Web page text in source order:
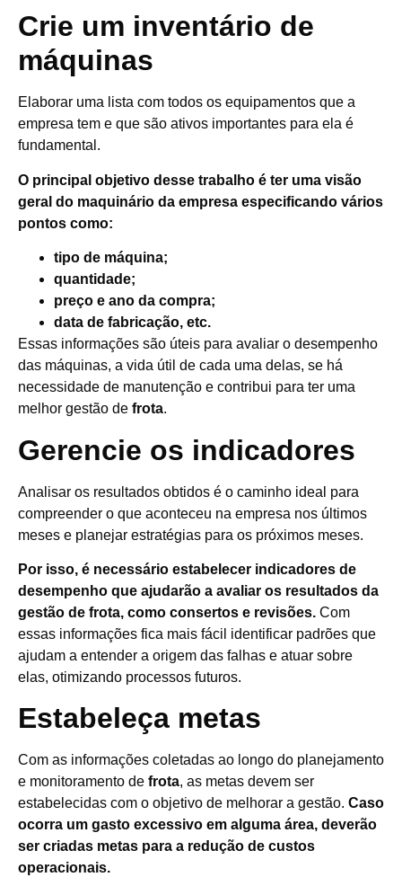
Crie um inventário de
máquinas
Elaborar uma lista com todos os equipamentos que a
empresa tem e que são ativos importantes para ela é
fundamental.
O principal objetivo desse trabalho é ter uma visão
geral do maquinário da empresa especificando vários
pontos como:
tipo de máquina;
quantidade;
preço e ano da compra;
data de fabricação, etc.
Essas informações são úteis para avaliar o desempenho
das máquinas, a vida útil de cada uma delas, se há
necessidade de manutenção e contribui para ter uma
melhor gestão de frota.
Gerencie os indicadores
Analisar os resultados obtidos é o caminho ideal para
compreender o que aconteceu na empresa nos últimos
meses e planejar estratégias para os próximos meses.
Por isso, é necessário estabelecer indicadores de
desempenho que ajudarão a avaliar os resultados da
gestão de frota, como consertos e revisões. Com
essas informações fica mais fácil identificar padrões que
ajudam a entender a origem das falhas e atuar sobre
elas, otimizando processos futuros.
Estabeleça metas
Com as informações coletadas ao longo do planejamento
e monitoramento de frota, as metas devem ser
estabelecidas com o objetivo de melhorar a gestão. Caso
ocorra um gasto excessivo em alguma área, deverão
ser criadas metas para a redução de custos
operacionais.